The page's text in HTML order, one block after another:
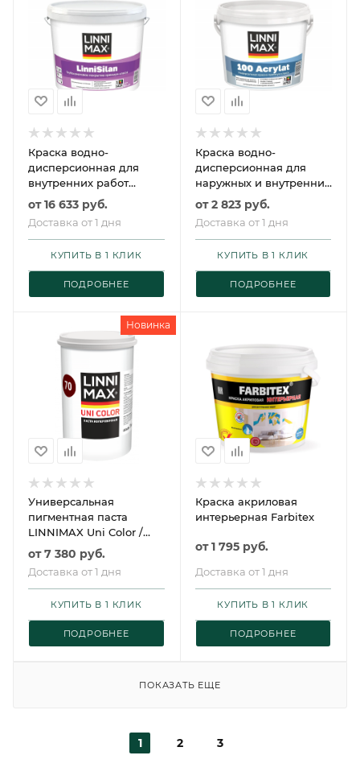
Краска водно-
дисперсионная для
внутренних работ
LINNIMAX LinniSilan /
ЛИННИМАКС
ЛинниСилан
от16 633 руб.
Доставка от 1 дня
ПОДРОБНЕЕ
КУПИТЬ В 1 КЛИК
Краска водно-
дисперсионная для
наружных и внутренних
работ LINNIMAX 100
Acrylat / ЛИННИМАКС
100 Акрилат
от2 823 руб.
Доставка от 1 дня
ПОДРОБНЕЕ
КУПИТЬ В 1 КЛИК
Новинка
Универсальная
пигментная паста
LINNIMAX Uni Color /
ЛИННИМАКС Юни
от7 380 руб.
Доставка от 1 дня
ПОДРОБНЕЕ
КУПИТЬ В 1 КЛИК
Краска акриловая
интерьерная Farbitex
от1 795 руб.
Доставка от 1 дня
ПОДРОБНЕЕ
КУПИТЬ В 1 КЛИК
ПОКАЗАТЬ ЕЩЕ
1 2 3